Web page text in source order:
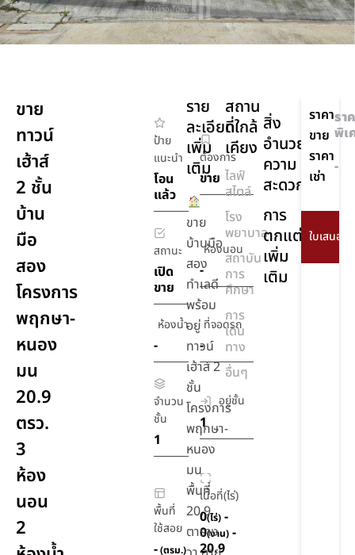
ขาย
ทาวน์
เฮ้าส์
2 ชั้น
บ้าน
มือ
สอง
โครงการ
พฤกษา-
หนอง
มน
20.9
ตรว.
3
ห้อง
นอน
2
ป้าย
แนะนำ
โอน
แล้ว
ต้องการ
ขาย
สถานะ
เปิด
ขาย
ห้องนอน
-
ห้องน้ำ
-
ที่จอดรถ
-
จำนวน
ชั้น
1
อยู่ชั้น
1
พื้นที่
ใช้สอย
-(ตรม.)
เนื้อที่(ไร่)
0(ไร่) -
0(งาน) -
20.9
ราย
ละเอียด
เพิ่ม
เติม
ขาย
บ้านมือ
สอง
ทำเลดี
พร้อม
อยู่
ทาวน์
เฮ้าส์ 2
ชั้น
โครงการ
พฤกษา-
หนอง
มน
พื้นที่
20.9
ตาราง
สถาน
ที่ใกล้
เคียง
ไลฟ์
สไตล์
โรง
พยาบาล
สถาบัน
การ
ศึกษา
การ
เดิน
ทาง
อื่นๆ
สิ่ง
อำนวย
ความ
สะดวก
การ
ตกแต่ง
เพิ่ม
เติม
ราคา
ขาย
รา
พิเ
ราคา
เช่า
-